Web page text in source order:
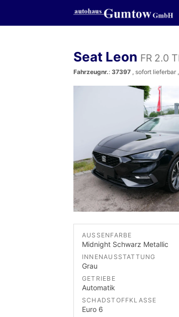
Seat Leon FR 2.0
Fahrzeugnr.: 37397 , sofort lieferbar
AUSSENFARBE
Midnight Schwarz Metallic
INNENAUSSTATTUNG
Grau
GETRIEBE
Automatik
SCHADSTOFFKLASSE
Euro 6